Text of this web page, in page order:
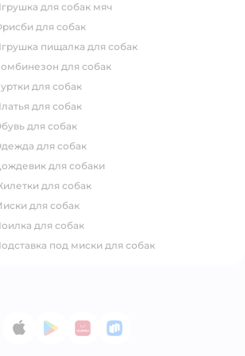
игрушка для собак мяч
фрисби для собак
игрушка пищалка для собак
комбинезон для собак
куртки для собак
платья для собак
обувь для собак
одежда для собак
дождевик для собаки
жилетки для собак
миски для собак
поилка для собак
подставка под миски для собак
App StoreGoogle Play
AppGallery
RuStore